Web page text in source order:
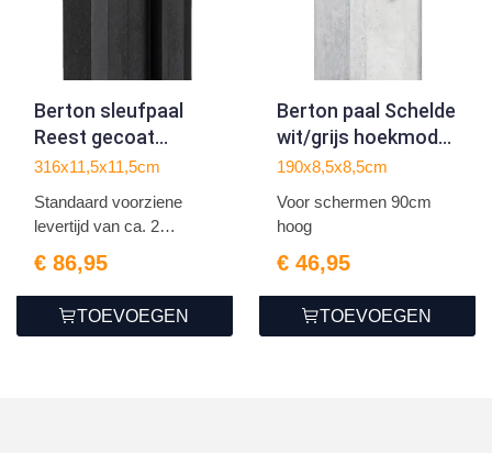
Berton sleufpaal
Reest gecoat
tussenmodel 316
316x11,5x11,5cm
Standaard voorziene
levertijd van ca. 2
€ 86,95
TOEVOEGEN
Berton paal Schelde
wit/grijs hoekmodel
190
190x8,5x8,5cm
Voor schermen 90cm
hoog
€ 46,95
TOEVOEGEN